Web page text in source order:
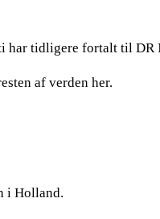
har tidligere fortalt til
af verden her.
i Holland.